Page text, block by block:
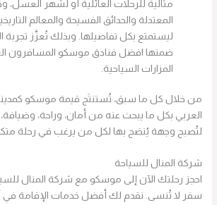
مثالية للرحلات العائلية أو لشهر العسل،
المعتدلة والحدائق الفسيحة والمعالم
ليستمتع بكل تفاصيلها. وبذلك تُعزَّز تجربة
ضمنها افضل فنادق موسكو المسافرون
المزارات السياحية.
من خلال كل ما سبق، تُستنتَج قيمة موسكو
العربي بكل ما يبحث عنه من أمان، وراحة،
لتُصبح وجهة يُنصَح بها لكل من يرغب في رحلة
شركة المنال للسياحة
احجز رحلتك الآن إلى موسكو مع شركة المنال
سفر لا تُنسى. نقدم لك أفضل خدمات الإقامة في